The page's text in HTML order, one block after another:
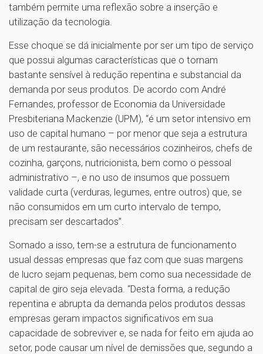
também permite uma reflexão sobre a inserção e
utilização da tecnologia.
Esse choque se dá inicialmente por ser um tipo de serviço
que possui algumas características que o tornam
bastante sensível à redução repentina e substancial da
demanda por seus produtos. De acordo com André
Fernandes, professor de Economia da Universidade
Presbiteriana Mackenzie (UPM), “é um setor intensivo em
uso de capital humano – por menor que seja a estrutura
de um restaurante, são necessários cozinheiros, chefs de
cozinha, garçons, nutricionista, bem como o pessoal
administrativo –, e no uso de insumos que possuem
validade curta (verduras, legumes, entre outros) que, se
não consumidos em um curto intervalo de tempo,
precisam ser descartados”.
Somado a isso, tem-se a estrutura de funcionamento
usual dessas empresas que faz com que suas margens
de lucro sejam pequenas, bem como sua necessidade de
capital de giro seja elevada. “Desta forma, a redução
repentina e abrupta da demanda pelos produtos dessas
empresas geram impactos significativos em sua
capacidade de sobreviver e, se nada for feito em ajuda ao
setor, pode causar um nível de demissões que, segundo a